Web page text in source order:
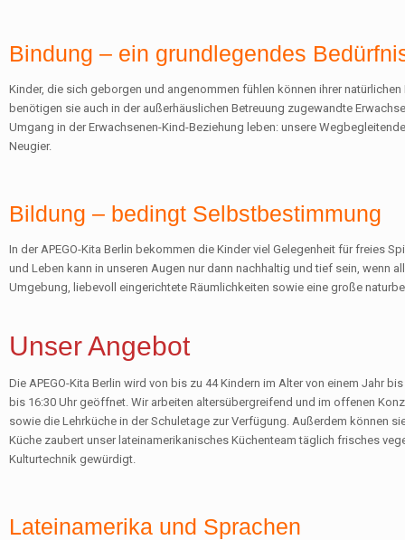
Bindung – ein grundlegendes
Kinder, die sich geborgen und angenommen fühlen können ihrer
benötigen sie auch in der außerhäuslichen Betreuung zugewandte
Umgang in der Erwachsenen-Kind-Beziehung leben: unsere
Neugier.
Bildung – bedingt Selbstbestimmung
In der APEGO-Kita Berlin bekommen die Kinder viel Gelegenheit für freies
und Leben kann in unseren Augen nur dann nachhaltig und tief sein,
Umgebung, liebevoll eingerichtete Räumlichkeiten sowie eine große
Unser Angebot
Die APEGO-Kita Berlin wird von bis zu 44 Kindern im Alter von einem Jahr
bis 16:30 Uhr geöffnet. Wir arbeiten altersübergreifend und im offenen
sowie die Lehrküche in der Schuletage zur Verfügung. Außerdem können
Küche zaubert unser lateinamerikanisches Küchenteam täglich frisches
Kulturtechnik gewürdigt.
Lateinamerika und Sprachen